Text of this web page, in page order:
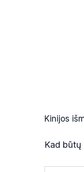
Kinijos
Kad būtų